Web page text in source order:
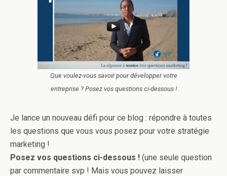
Que voulez-vous savoir pour développer votre
entreprise ? Posez vos questions ci-dessous !
Je lance un nouveau défi pour ce blog : répondre à toutes
les questions que vous vous posez pour votre stratégie
marketing !
Posez vos questions ci-dessous ! (une seule question
par commentaire svp ! Mais vous pouvez laisser